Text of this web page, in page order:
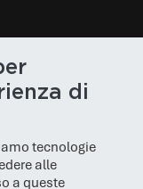
di
tecnologie
alle
a queste